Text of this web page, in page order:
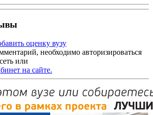
оценку вузу
необходимо авторизироваться
или
на сайте.